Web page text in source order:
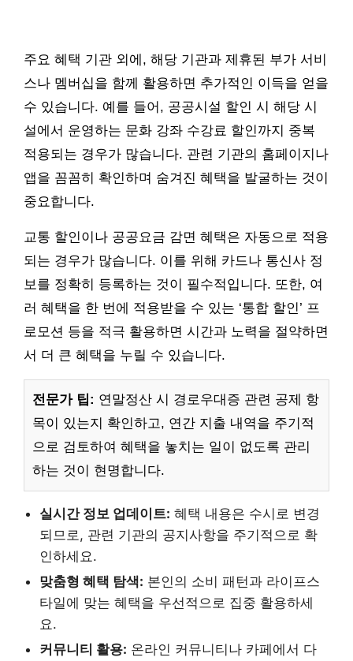
주요 혜택 기관 외에, 해당 기관과 제휴된 부가 서비
스나 멤버십을 함께 활용하면 추가적인 이득을 얻을
수 있습니다. 예를 들어, 공공시설 할인 시 해당 시
설에서 운영하는 문화 강좌 수강료 할인까지 중복
적용되는 경우가 많습니다. 관련 기관의 홈페이지나
앱을 꼼꼼히 확인하며 숨겨진 혜택을 발굴하는 것이
중요합니다.
교통 할인이나 공공요금 감면 혜택은 자동으로 적용
되는 경우가 많습니다. 이를 위해 카드나 통신사 정
보를 정확히 등록하는 것이 필수적입니다. 또한, 여
러 혜택을 한 번에 적용받을 수 있는 ‘통합 할인’ 프
로모션 등을 적극 활용하면 시간과 노력을 절약하면
서 더 큰 혜택을 누릴 수 있습니다.
전문가 팁: 연말정산 시 경로우대증 관련 공제 항
목이 있는지 확인하고, 연간 지출 내역을 주기적
으로 검토하여 혜택을 놓치는 일이 없도록 관리
하는 것이 현명합니다.
실시간 정보 업데이트: 혜택 내용은 수시로 변경
되므로, 관련 기관의 공지사항을 주기적으로 확
인하세요.
맞춤형 혜택 탐색: 본인의 소비 패턴과 라이프스
타일에 맞는 혜택을 우선적으로 집중 활용하세
요.
커뮤니티 활용: 온라인 커뮤니티나 카페에서 다